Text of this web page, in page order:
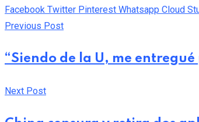
Facebook Twitter Pinterest Whatsapp Cloud
Previous Post
“Siendo de la U, me
Next Post